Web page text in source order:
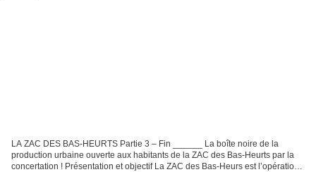
LA ZAC DES BAS-HEURTS Partie 3 – Fin ______ La boîte noire de la
production urbaine ouverte aux habitants de la ZAC des Bas-Heurts par la
concertation ! Présentation et objectif La ZAC des Bas-Heurs est l’opération